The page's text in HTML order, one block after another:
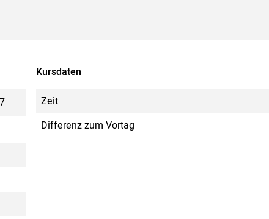
Kursdaten
Zeit
Differenz zum Vortag